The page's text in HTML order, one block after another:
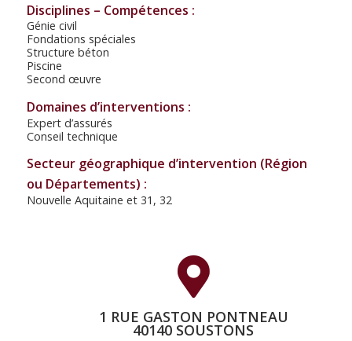
Disciplines – Compétences :
Génie civil
Fondations spéciales
Structure béton
Piscine
Second œuvre
Domaines d’interventions :
Expert d’assurés
Conseil technique
Secteur géographique d’intervention (Région
ou Départements) :
Nouvelle Aquitaine et 31, 32
1 RUE GASTON PONTNEAU
40140 SOUSTONS